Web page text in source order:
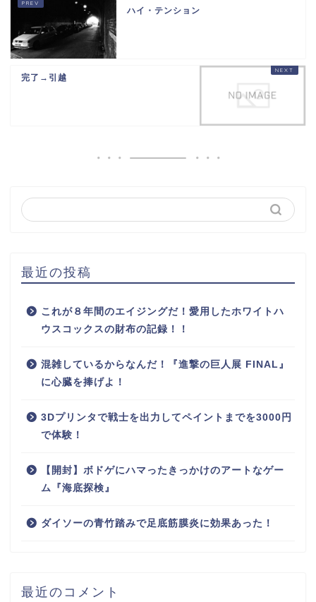
ハイ・テンション
完了→引越
最近の投稿
これが８年間のエイジングだ！愛用したホワイトハ
ウスコックスの財布の記録！！
混雑しているからなんだ！『進撃の巨人展 FINAL』
に心臓を捧げよ！
3Dプリンタで戦士を出力してペイントまでを3000円
で体験！
【開封】ボドゲにハマったきっかけのアートなゲー
ム『海底探検』
ダイソーの青竹踏みで足底筋膜炎に効果あった！
最近のコメント